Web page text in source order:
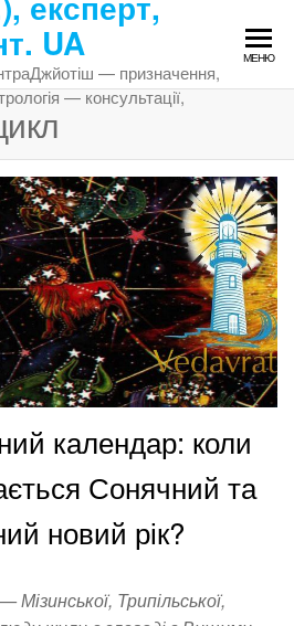
UA
— призначення,
— консультації,
МЕНЮ
календар: коли
Сонячний та
новий рік?
Мізинської, Трипільської,